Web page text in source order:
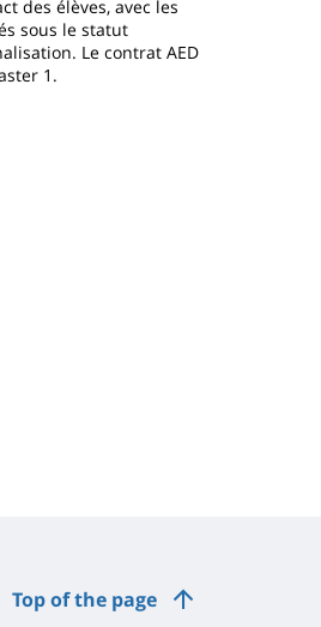
des élèves, avec les
sous le statut
Le contrat AED
1.
Top of the page